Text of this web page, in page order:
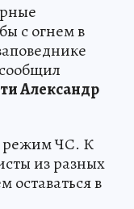
с огнем в
Александр
режим ЧС. К
из разных
оставаться в